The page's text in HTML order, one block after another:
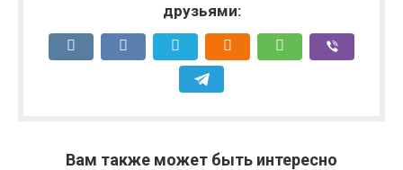
друзьями:
Вам также может быть интересно